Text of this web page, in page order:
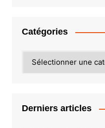
Catégories
Derniers articles